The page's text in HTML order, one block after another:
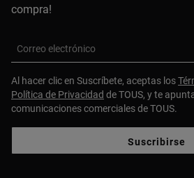
compra!
Correo electrónico
Al hacer clic en Suscríbete, aceptas los
Política de Privacidad de TOUS, y te
comunicaciones comerciales de TOUS.
Suscribirse